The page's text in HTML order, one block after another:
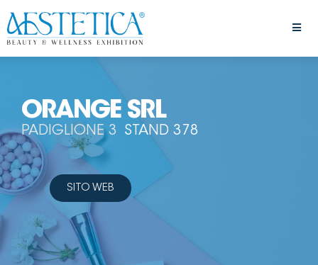
ORANGE SRL
PADIGLIONE 3 STAND 378
SITO WEB